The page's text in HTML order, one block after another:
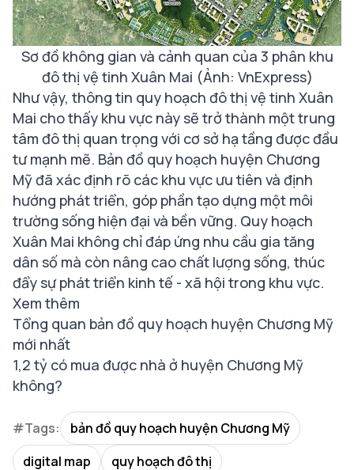
Sơ đồ không gian và cảnh quan của 3 phân khu
đô thị vệ tinh Xuân Mai (Ảnh: VnExpress)
Như vậy, thông tin quy hoạch đô thị vệ tinh Xuân
Mai cho thấy khu vực này sẽ trở thành một trung
tâm đô thị quan trọng với cơ sở hạ tầng được đầu
tư mạnh mẽ. Bản đồ quy hoạch huyện Chương
Mỹ đã xác định rõ các khu vực ưu tiên và định
hướng phát triển, góp phần tạo dựng một môi
trường sống hiện đại và bền vững. Quy hoạch
Xuân Mai không chỉ đáp ứng nhu cầu gia tăng
dân số mà còn nâng cao chất lượng sống, thúc
đẩy sự phát triển kinh tế - xã hội trong khu vực.
Xem thêm
Tổng quan bản đồ quy hoạch huyện Chương Mỹ
mới nhất
1,2 tỷ có mua được nhà ở huyện Chương Mỹ
không?
#Tags:
bản đồ quy hoạch huyện Chương Mỹ
digital map
quy hoạch đô thị